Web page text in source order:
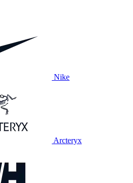
Nike
Arcteryx